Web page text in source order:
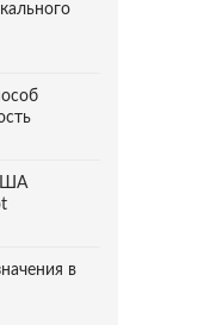
в